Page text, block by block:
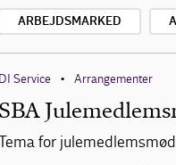
ARBEJDSMARKED
DI Service • Arrangementer
SBA
for